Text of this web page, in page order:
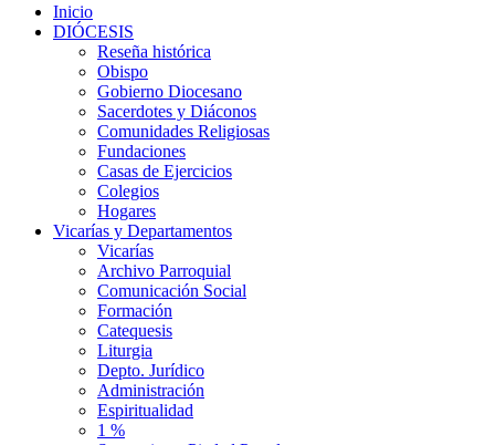
Inicio
DIÓCESIS
Reseña histórica
Obispo
Gobierno Diocesano
Sacerdotes y Diáconos
Comunidades Religiosas
Fundaciones
Casas de Ejercicios
Colegios
Hogares
Vicarías y Departamentos
Vicarías
Archivo Parroquial
Comunicación Social
Formación
Catequesis
Liturgia
Depto. Jurídico
Administración
Espiritualidad
1 %